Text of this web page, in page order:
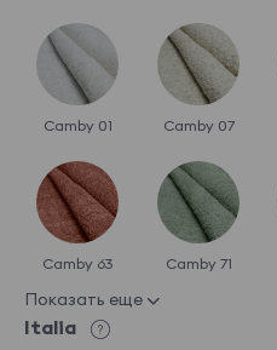
Camby 01 Camby 07
Camby 63 Camby 71
Показать еще
Italia